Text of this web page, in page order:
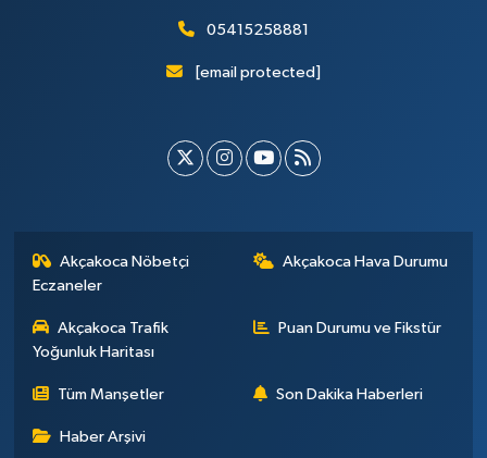
05415258881
[email protected]
Akçakoca Nöbetçi
Eczaneler
Akçakoca Hava Durumu
Akçakoca Trafik
Yoğunluk Haritası
Puan Durumu ve Fikstür
Tüm Manşetler Son Dakika Haberleri
Haber Arşivi